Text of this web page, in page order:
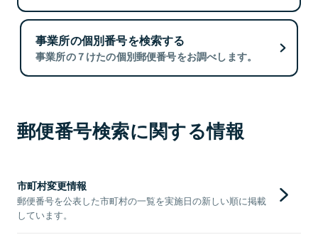
事業所の個別番号を検索する
事業所の７けたの個別郵便番号をお調べします。
郵便番号検索に関する情報
市町村変更情報
郵便番号を公表した市町村の一覧を実施日の新しい順に掲載
しています。